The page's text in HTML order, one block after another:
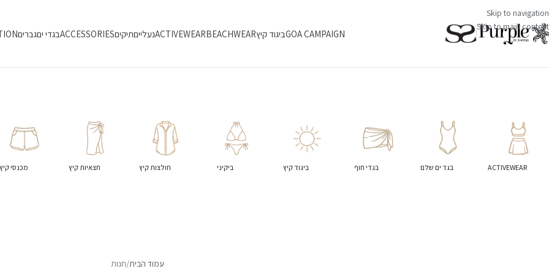
Skip to navigation
Skip to main content
GOA CAMPAIGNביגוד קיץBEACHWEAR
ACTIVEWEARנעלייםתיקיםACCESSORIESבגדי יםגברים
ACTIVEWEAR בגד ים שלם בגדי חוף ביגוד קיץ ביקיני חולצות קיץ חצאיות קיץ מכנסי קיץ
עמוד הבית חנות